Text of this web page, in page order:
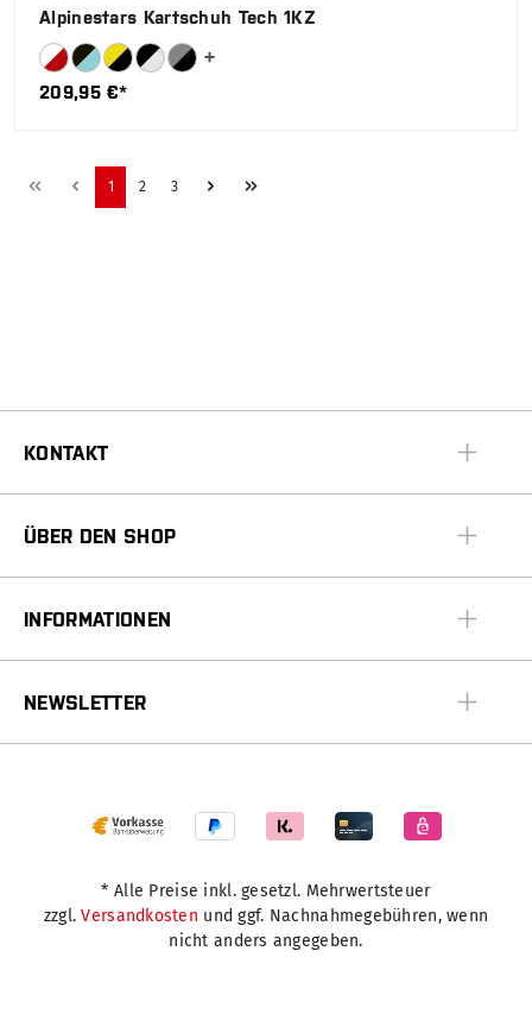
Alpinestars Kartschuh Tech 1KZ
209,95 €*
1 2 3
KONTAKT
ÜBER DEN SHOP
INFORMATIONEN
NEWSLETTER
* Alle Preise inkl. gesetzl. Mehrwertsteuer
zzgl.Versandkosten und ggf. Nachnahmegebühren, wenn
nicht anders angegeben.